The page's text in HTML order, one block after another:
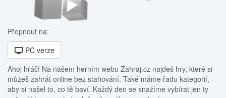
Přepnout na:
PC verze
Ahoj hráč! Na našem herním webu Zahraj.cz najdeš hry, které si
můžeš zahrát online bez stahování. Také máme řadu kategorií,
aby si našel to, co tě baví. Každý den se snažíme vybírat jen ty